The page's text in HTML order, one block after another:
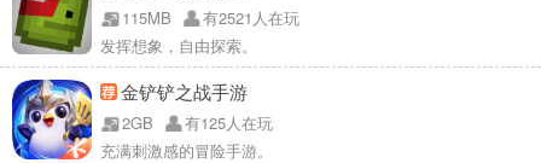
115MB
有2521人在玩
发挥想象，自由探索。
金铲铲之战手游
2GB
有125人在玩
充满刺激感的冒险手游。